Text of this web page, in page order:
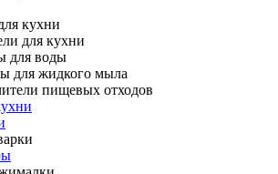
кухни
для кухни
для воды
для жидкого мыла
пищевых отходов